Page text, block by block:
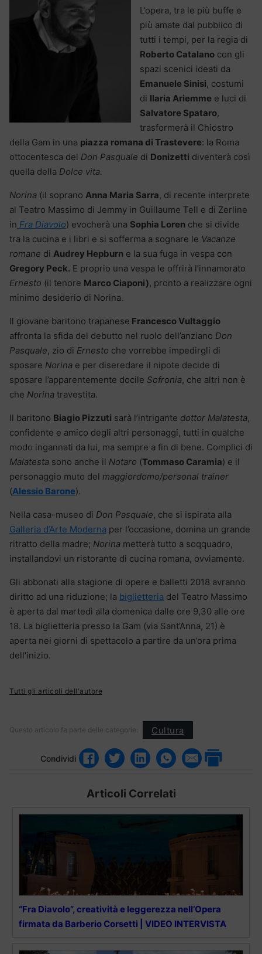
L’opera, tra le più buffe e
più amate dal pubblico di
tutti i tempi, per la regia di
Roberto Catalano con gli
spazi scenici ideati da
Emanuele Sinisi, costumi
di Ilaria Ariemme e luci di
Salvatore Spataro,
trasformerà il Chiostro
della Gam in una piazza romana di Trastevere: la Roma
ottocentesca del Don Pasquale di Donizetti diventerà così
quella della Dolce vita.
Norina (il soprano Anna Maria Sarra, di recente interprete
al Teatro Massimo di Jemmy in Guillaume Tell e di Zerline
in Fra Diavolo) evocherà una Sophia Loren che si divide
tra la cucina e i libri e si sofferma a sognare le Vacanze
romane di Audrey Hepburn e la sua fuga in vespa con
Gregory Peck. E proprio una vespa le offrirà l’innamorato
Ernesto (il tenore Marco Ciaponi), pronto a realizzare ogni
minimo desiderio di Norina.
Il giovane baritono trapanese Francesco Vultaggio
affronta la sfida del debutto nel ruolo dell’anziano Don
Pasquale, zio di Ernesto che vorrebbe impedirgli di
sposare Norina e per diseredare il nipote decide di
sposare l’apparentemente docile Sofronia, che altri non è
che Norina travestita.
Il baritono Biagio Pizzuti sarà l’intrigante dottor Malatesta,
confidente e amico degli altri personaggi, tutti in qualche
modo ingannati da lui, ma sempre a fin di bene. Complici di
Malatesta sono anche il Notaro (Tommaso Caramia) e il
personaggio muto del maggiordomo/personal trainer
(Alessio Barone).
Nella casa-museo di Don Pasquale, che si ispirata alla
Galleria d’Arte Moderna per l’occasione, domina un grande
ritratto della madre; Norina metterà tutto a soqquadro,
installandovi un ristorante di cucina romana, ovviamente.
Gli abbonati alla stagione di opere e balletti 2018 avranno
diritto ad una riduzione; la biglietteria del Teatro Massimo
è aperta dal martedì alla domenica dalle ore 9,30 alle ore
18. La biglietteria presso la Gam (via Sant’Anna, 21) è
aperta nei giorni di spettacolo a partire da un’ora prima
dell’inizio.
Tutti gli articoli dell'autore
Questo articolo fa parte delle categorie: Cultura
Condividi
Articoli Correlati
“Fra Diavolo”, creatività e leggerezza nell’Opera
firmata da Barberio Corsetti | VIDEO INTERVISTA